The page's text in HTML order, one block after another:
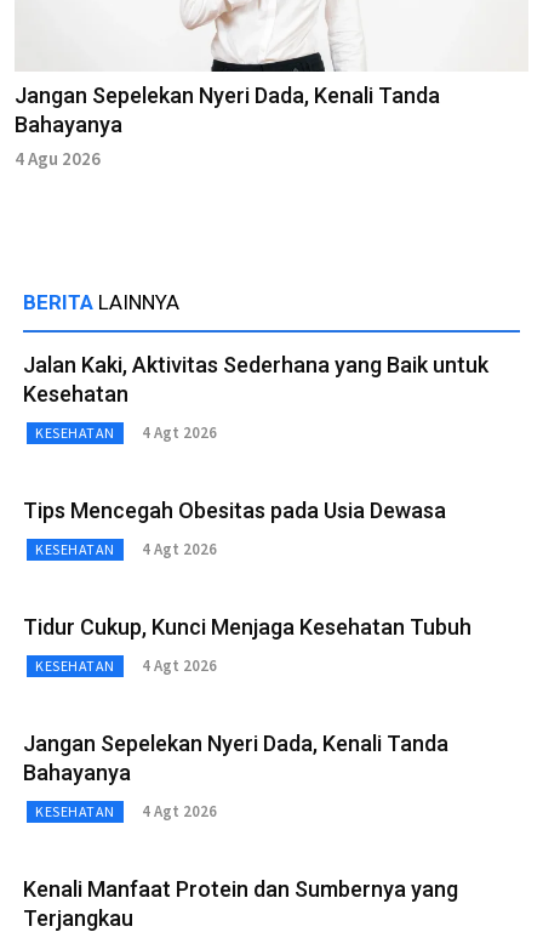
Jangan Sepelekan Nyeri Dada, Kenali Tanda
Bahayanya
4 Agu 2026
BERITA LAINNYA
Jalan Kaki, Aktivitas Sederhana yang Baik untuk
Kesehatan
KESEHATAN 4 Agt 2026
Tips Mencegah Obesitas pada Usia Dewasa
KESEHATAN 4 Agt 2026
Tidur Cukup, Kunci Menjaga Kesehatan Tubuh
KESEHATAN 4 Agt 2026
Jangan Sepelekan Nyeri Dada, Kenali Tanda
Bahayanya
KESEHATAN 4 Agt 2026
Kenali Manfaat Protein dan Sumbernya yang
Terjangkau